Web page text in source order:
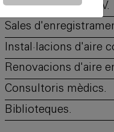
Estudis de ràdio i TV.
Sales
Instal·lacions d'aire
Renovacions d'aire
Consultoris mèdics.
Biblioteques.